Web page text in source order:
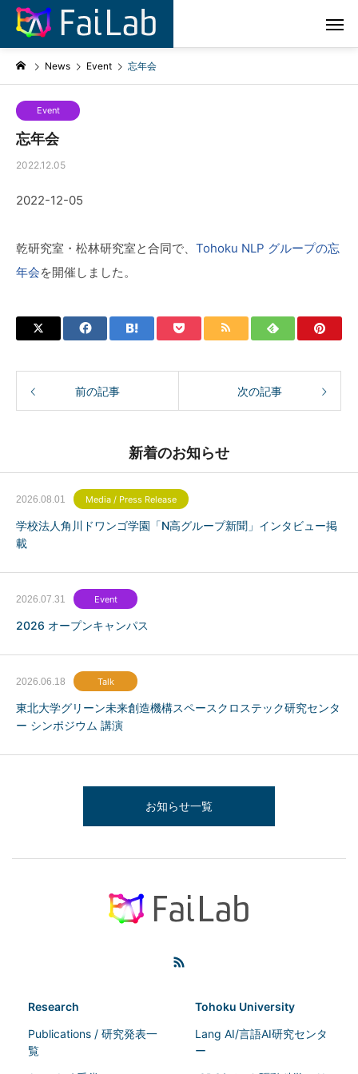
News Event 忘年会
Event
忘年会
2022.12.05
2022-12-05
乾研究室・松林研究室と合同で、 Tohoku NLP グループの忘
年会を開催しました。
前の記事 次の記事
新着のお知らせ
2026.08.01 Media / Press Release
学校法人角川ドワンゴ学園「N高グループ新聞」インタビュー掲
載
2026.07.31 Event
2026 オープンキャンパス
2026.06.18 Talk
東北大学グリーン未来創造機構スペースクロステック研究センタ
ー シンポジウム 講演
お知らせ一覧
Research
Publications / 研究発表一
覧
Tohoku University
Lang AI/言語AI研究センタ
ー